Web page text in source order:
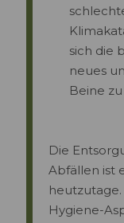
sich die
neues
Beine
Die
Abfällen ist
Hygiene-